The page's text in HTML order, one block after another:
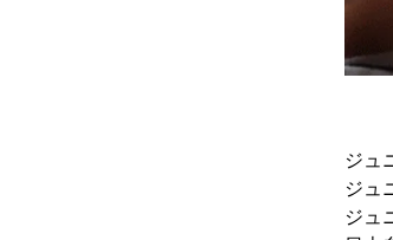
ジュ
ジュ
ジ